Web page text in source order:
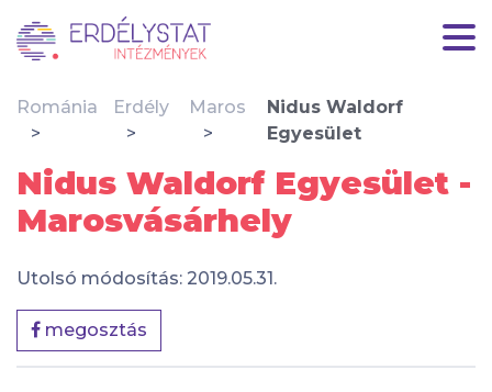
Románia Erdély Maros
Nidus Waldorf
Egyesület
Nidus Waldorf Egyesület -
Marosvásárhely
Utolsó módosítás: 2019.05.31.
megosztás